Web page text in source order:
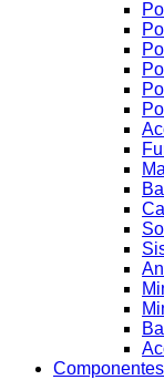
Componentes